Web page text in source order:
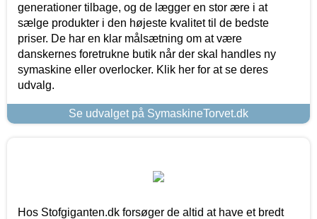
generationer tilbage, og de lægger en stor ære i at
sælge produkter i den højeste kvalitet til de bedste
priser. De har en klar målsætning om at være
danskernes foretrukne butik når der skal handles ny
symaskine eller overlocker. Klik her for at se deres
udvalg.
Se udvalget på SymaskineTorvet.dk
Hos Stofgiganten.dk forsøger de altid at have et bredt